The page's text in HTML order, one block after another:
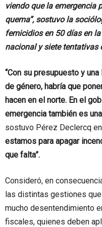
viendo que la emergencia
quema”, sostuvo la
femicidios en 50 días en
nacional y siete tentativas
“Con su presupuesto y
de género, habría que
hacen en el norte. En el
emergencia también es
sostuvo Pérez Declercq
estamos para apagar
que falta”.
Consideró, en
las distintas gestiones que
mucho desentendimiento
fiscales, quienes deben